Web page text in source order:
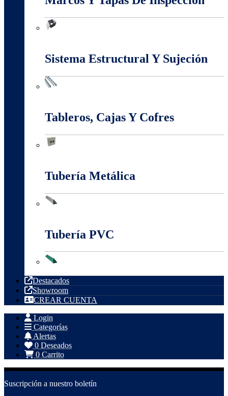
Sistema Estructural Y Sujeción
Tableros, Cajas Y Cofres
Tubería Metálica
Tubería PVC
Destacados
Showroom
CREAR CUENTA
Login
Categorías
Alertas
0 Deseados
0 Carrito
Suscripción a nuestro boletín